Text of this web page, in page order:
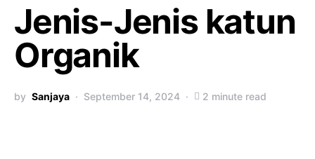
Jenis-Jenis katun
Organik
by Sanjaya September 14, 2024 2 minute read